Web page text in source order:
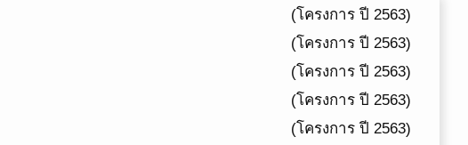
(โครงการ ปี 2563)
(โครงการ ปี 2563)
(โครงการ ปี 2563)
(โครงการ ปี 2563)
(โครงการ ปี 2563)